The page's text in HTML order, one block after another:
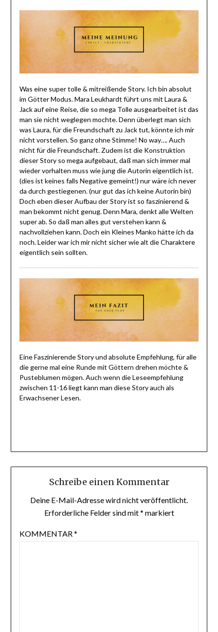
Was eine super tolle & mitreißende Story. Ich bin absolut
im Götter Modus. Mara Leukhardt führt uns mit Laura &
Jack auf eine Reise, die so mega Tolle ausgearbeitet ist das
man sie nicht weglegen mochte. Denn überlegt man sich
was Laura, für die Freundschaft zu Jack tut, könnte ich mir
nicht vorstellen. So ganz ohne Stimme! No way…. Auch
nicht für die Freundschaft. Zudem ist die Konstruktion
dieser Story so mega aufgebaut, daß man sich immer mal
wieder vorhalten muss wie jung die Autorin eigentlich ist.
(dies ist keines falls Negative gemeint!) nur wäre ich never
da durch gestiegenen. (nur gut das ich keine Autorin bin)
Doch eben dieser Aufbau der Story ist so faszinierend &
man bekommt nicht genug. Denn Mara, denkt alle Welten
super ab. So daß man alles gut verstehen kann &
nachvollziehen kann. Doch ein Kleines Manko hätte ich da
noch. Leider war ich mir nicht sicher wie alt die Charaktere
eigentlich sein sollten.
Eine Faszinierende Story und absolute Empfehlung, für alle
die gerne mal eine Runde mit Göttern drehen möchte &
Pusteblumen mögen. Auch wenn die Leseempfehlung
zwischen 11-16 liegt kann man diese Story auch als
Erwachsener Lesen.
Schreibe einen Kommentar
Deine E-Mail-Adresse wird nicht veröffentlicht.
Erforderliche Felder sind mit* markiert
KOMMENTAR*